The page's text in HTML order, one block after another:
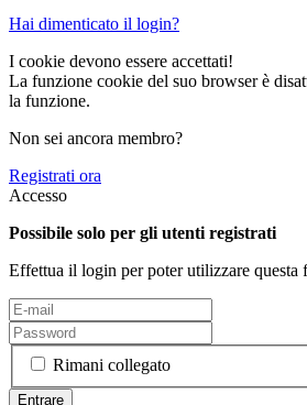
Hai dimenticato il login?
I cookie devono essere accettati!
La funzione cookie del suo browser è
la funzione.
Non sei ancora membro?
Registrati ora
Accesso
Possibile solo per gli utenti registrati
Effettua il login per poter utilizzare questa
Rimani collegato